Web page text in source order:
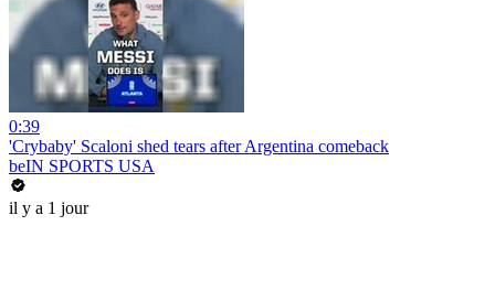
0:39
'Crybaby' Scaloni shed tears after Argentina comeback
beIN SPORTS USA
il y a 1 jour